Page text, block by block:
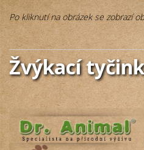
Po kliknutí na obrázek se zobrazí
Žvýkací